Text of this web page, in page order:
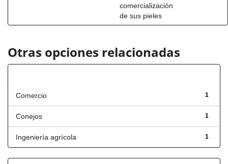
comercialización
de sus pieles
Otras opciones relacionadas
1
Comercio
1
Conejos
1
Ingeniería agrícola